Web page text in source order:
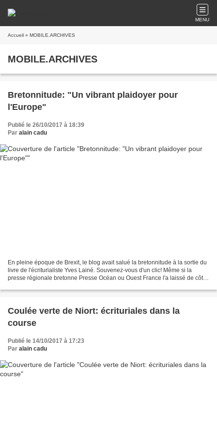
MENU
Accueil » MOBILE.ARCHIVES
MOBILE.ARCHIVES
Bretonnitude: "Un vibrant plaidoyer pour
l'Europe"
Publié le 26/10/2017 à 18:39
Par alain cadu
En pleine époque de Brexit, le blog avait salué la bretonnitude à la sortie du
livre de l'écriturialiste Yves Lainé. Souvenez-vous d'un clic! Même si la
presse régionale bretonne Presse Océan ou Ouest France l'a laissé de côté,
Coulée verte de Niort: écrituriales dans la
course
Publié le 14/10/2017 à 17:23
Par alain cadu